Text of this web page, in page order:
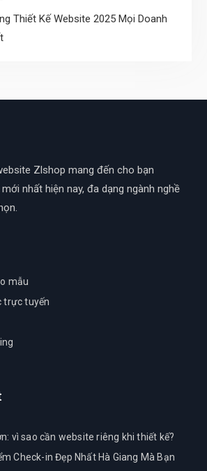
Thiết Kế Website 2025 Mọi Doanh
Zlshop mang đến cho bạn
nhất hiện nay, đa dạng ngành nghề
mẫu
trực tuyến
vì sao cần website riêng khi thiết kế?
Check-in Đẹp Nhất Hà Giang Mà Bạn